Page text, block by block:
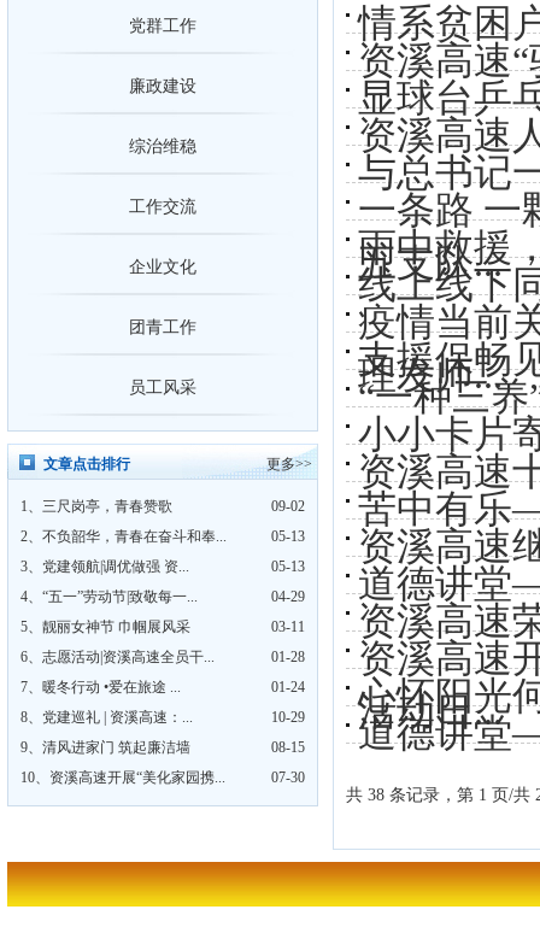
张学剑：矿山救援与抗洪抢险“安
新时代赣鄱先锋
张学剑：矿山救援与抗洪抢险“安
喜报！资溪高速连续两年获评资
党群工作
廉政建设
综治维稳
工作交流
企业文化
团青工作
员工风采
文章点击排行 更多>>
09-02
1、 三尺岗亭，青春赞歌
05-13
2、 不负韶华，青春在奋斗和奉...
05-13
3、 党建领航|调优做强 资...
04-29
4、 “五一”劳动节|致敬每一...
03-11
5、 靓丽女神节 巾帼展风采
01-28
6、 志愿活动|资溪高速全员干...
01-24
7、 暖冬行动 •爱在旅途 ...
10-29
8、 党建巡礼 | 资溪高速：...
08-15
9、 清风进家门 筑起廉洁墙
07-30
10、 资溪高速开展“美化家园携...
情系贫困
资溪高速
显球台乒
资溪高速
与总书记
一条路 一
五支队...
雨中救援
线上线下
疫情当前
理发师...
支援保畅
“一种三养
小小卡片
资溪高速
苦中有乐
资溪高速
道德讲堂
资溪高速
资溪高速
活动日...
心怀阳光
道德讲堂
共 38 条记录，第 1 页/共